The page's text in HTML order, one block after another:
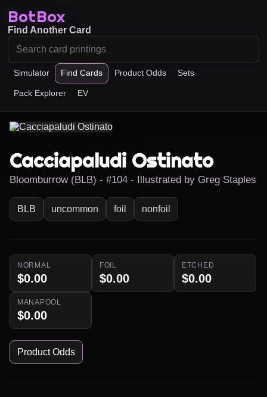
BotBox
Simulator Find Cards Product Odds Sets
Pack Explorer EV
Find Another Card
Cacciapaludi Ostinato
Bloomburrow (BLB) - #104 - Illustrated by Greg Staples
BLB uncommon foil nonfoil
NORMAL
$0.00
FOIL
$0.00
ETCHED
$0.00
MANAPOOL
$0.00
Product Odds